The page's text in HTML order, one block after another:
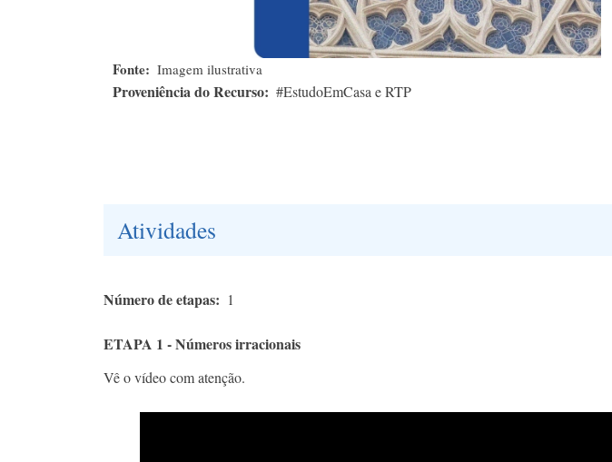
Fonte Imagem ilustrativa
Proveniência do Recurso #EstudoEmCasa e RTP
Atividades
Número de etapas 1
ETAPA 1 - Números irracionais
Vê o vídeo com atenção.